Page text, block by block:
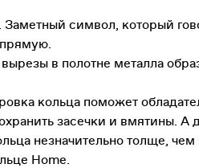
Заметный символ, который
в полотне металла
кольца поможет
засечки и вмятины. А
незначительно толще, чем
Home.